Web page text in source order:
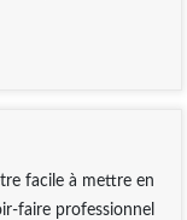
facile à mettre en
faire professionnel